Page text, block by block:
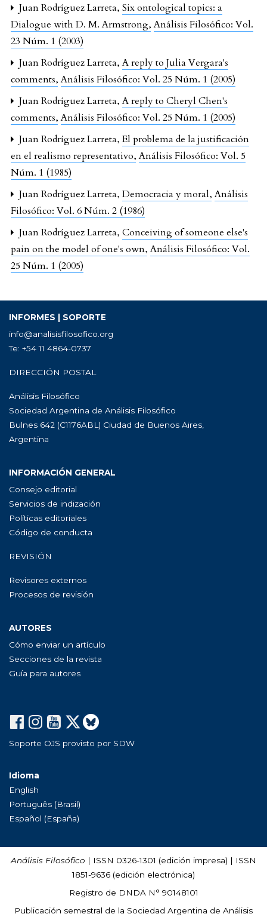
Juan Rodríguez Larreta, Six ontological topics: a
Dialogue with D. M. Armstrong,Análisis Filosófico: Vol.
23 Núm. 1 (2003)
Juan Rodríguez Larreta,A reply to Julia Vergara's
comments,Análisis Filosófico: Vol. 25 Núm. 1 (2005)
Juan Rodríguez Larreta,A reply to Cheryl Chen's
comments,Análisis Filosófico: Vol. 25 Núm. 1 (2005)
Juan Rodríguez Larreta,El problema de la justificación
en el realismo representativo,Análisis Filosófico: Vol. 5
Núm. 1 (1985)
Juan Rodríguez Larreta, Democracia y moral,Análisis
Filosófico: Vol. 6 Núm. 2 (1986)
Juan Rodríguez Larreta, Conceiving of someone else's
pain on the model of one's own,Análisis Filosófico: Vol.
25 Núm. 1 (2005)
INFORMES | SOPORTE
info@analisisfilosofico.org
Te: +54 11 4864-0737
DIRECCIÓN POSTAL
Análisis Filosófico
Sociedad Argentina de Análisis Filosófico
Bulnes 642 (C1176ABL) Ciudad de Buenos Aires,
Argentina
INFORMACIÓN GENERAL
Consejo editorial
Servicios de indización
Políticas editoriales
Código de conducta
REVISIÓN
Revisores externos
Procesos de revisión
AUTORES
Cómo enviar un artículo
Secciones de la revista
Guía para autores
Soporte OJS provisto por SDW
Idioma
English
Português (Brasil)
Español (España)
Análisis Filosófico | ISSN 0326-1301 (edición impresa) | ISSN
1851-9636 (edición electrónica)
Registro de DNDA N° 90148101
Publicación semestral de la Sociedad Argentina de Análisis